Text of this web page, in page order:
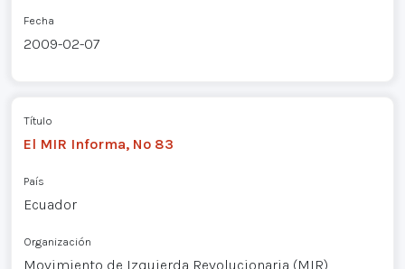
Fecha
2009-02-07
Título
El MIR Informa, Nº 83
País
Ecuador
Organización
Movimiento de Izquierda Revolucionaria (MIR)